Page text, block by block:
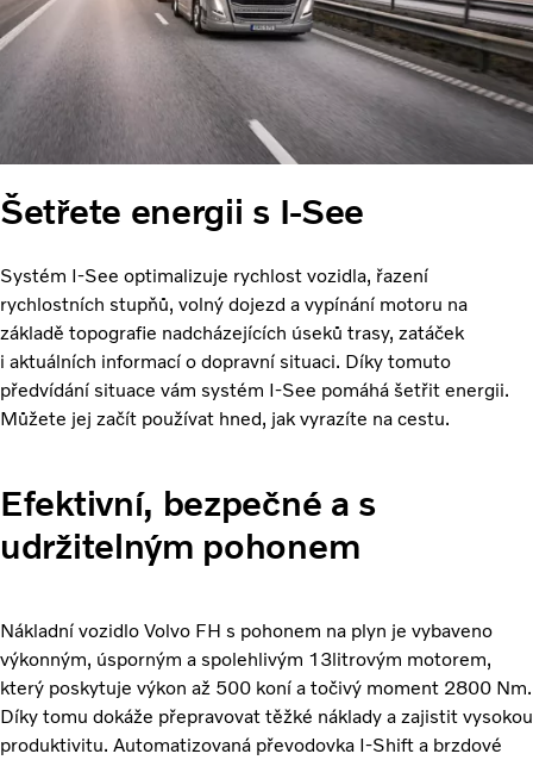
Šetřete energii s I-See
Systém I-See optimalizuje rychlost vozidla, řazení
rychlostních stupňů, volný dojezd a vypínání motoru na
základě topografie nadcházejících úseků trasy, zatáček
i aktuálních informací o dopravní situaci. Díky tomuto
předvídání situace vám systém I-See pomáhá šetřit energii.
Můžete jej začít používat hned, jak vyrazíte na cestu.
Efektivní, bezpečné a s
udržitelným pohonem
Nákladní vozidlo Volvo FH s pohonem na plyn je vybaveno
výkonným, úsporným a spolehlivým 13litrovým motorem,
který poskytuje výkon až 500 koní a točivý moment 2800 Nm.
Díky tomu dokáže přepravovat těžké náklady a zajistit vysokou
produktivitu. Automatizovaná převodovka I-Shift a brzdové